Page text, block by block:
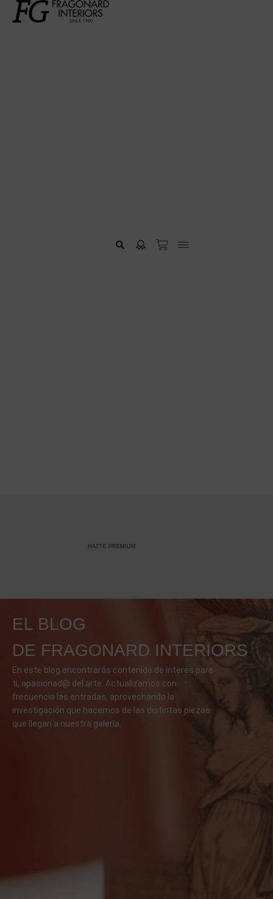
HAZTE PREMIUM
EL BLOG
DE FRAGONARD INTERIORS
En este blog encontrarás contenido de interés para
ti, apasionad@ del arte. Actualizamos con
frecuencia las entradas, aprovechando la
investigación que hacemos de las distintas piezas
que llegan a nuestra galería.